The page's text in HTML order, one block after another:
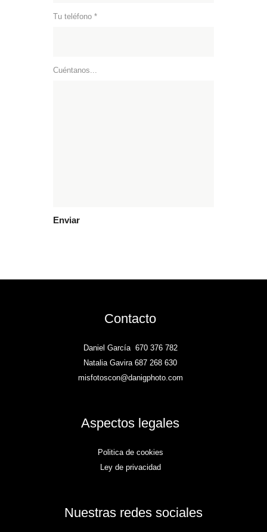
Tu teléfono *
Cuéntanos...
Contacto
Daniel García 670 376 782
Natalia Gavira 687 268 630
misfotoscon@danigphoto.com
Aspectos legales
Politica de cookies
Ley de privacidad
Nuestras redes sociales